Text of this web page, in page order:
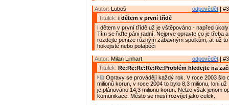
odpovědět |
Autor: Luboš
Titulek: i dětem v první třídě
I dětem v první třídě už je vštěpováno - napřed
Tím se řiďte páni radní. Nejprve opravte co je třeba
rozdejte peníze různým zábavným spolkům, ať už to
hokejisté nebo potápěči
odpovědět |
Autor: Milan Linhart
Titulek: Re:Re:Re:Re:Re:Problém hledejte na
Opravy se provádějí každý rok. V roce 2003 šlo
milionů korun, v roce 2004 to bylo 8,3 milionu, loni už
je plánováno 14,3 milionu korun. Nelze však jenom
komunikace. Město se musí rozvíjet jako celek.